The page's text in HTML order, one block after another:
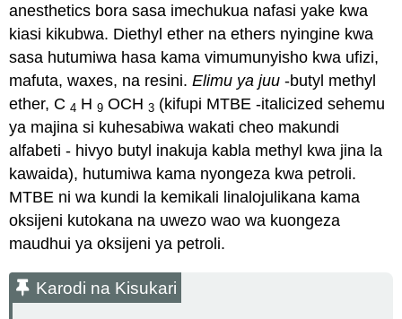
anesthetics bora sasa imechukua nafasi yake kwa
kiasi kikubwa. Diethyl ether na ethers nyingine kwa
sasa hutumiwa hasa kama vimumunyisho kwa ufizi,
mafuta, waxes, na resini.Elimu ya juu -butyl methyl
ether, C 4 H9 OCH3 (kifupi MTBE -italicized sehemu
ya majina si kuhesabiwa wakati cheo makundi
alfabeti - hivyo butyl inakuja kabla methyl kwa jina la
kawaida), hutumiwa kama nyongeza kwa petroli.
MTBE ni wa kundi la kemikali linalojulikana kama
oksijeni kutokana na uwezo wao wa kuongeza
maudhui ya oksijeni ya petroli.
Karodi na Kisukari